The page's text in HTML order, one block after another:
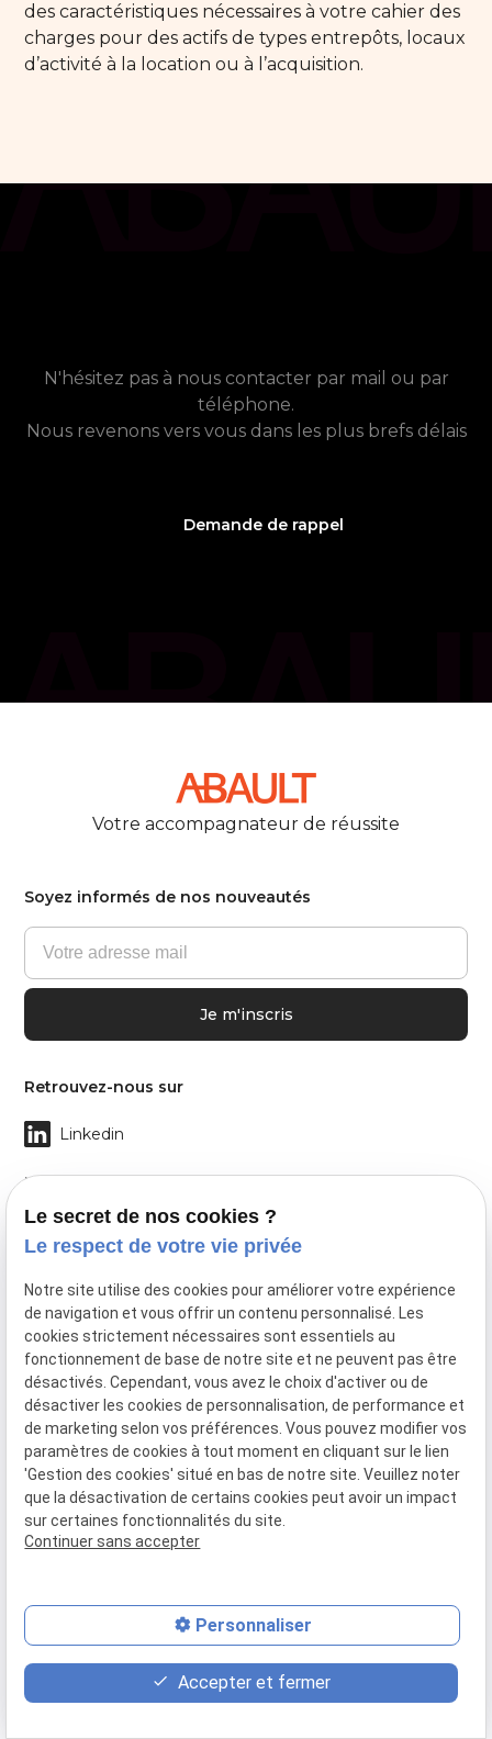
des caractéristiques nécessaires à votre cahier des
charges pour des actifs de types entrepôts, locaux
d’activité à la location ou à l’acquisition.
N'hésitez pas à nous contacter par mail ou par
téléphone.
Nous revenons vers vous dans les plus brefs délais
Demande de rappel
Votre accompagnateur de réussite
Soyez informés de nos nouveautés
Retrouvez-nous sur
Linkedin
Facebook
Instagram
Youtube
Toulouse
3 Rue d'Alsace Lorraine
31000 Toulouse
05 61 21 75 40
102 Cr d'Alsace-et-Lorraine
Le secret de nos cookies ?
Le respect de votre vie privée
Notre site utilise des cookies pour améliorer votre expérience
de navigation et vous offrir un contenu personnalisé. Les
cookies strictement nécessaires sont essentiels au
fonctionnement de base de notre site et ne peuvent pas être
désactivés. Cependant, vous avez le choix d'activer ou de
désactiver les cookies de personnalisation, de performance et
de marketing selon vos préférences. Vous pouvez modifier vos
paramètres de cookies à tout moment en cliquant sur le lien
'Gestion des cookies' situé en bas de notre site. Veuillez noter
que la désactivation de certains cookies peut avoir un impact
sur certaines fonctionnalités du site.
Continuer sans accepter
Personnaliser
Accepter et fermer